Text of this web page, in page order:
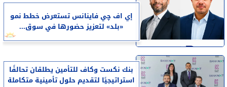
إي اف چي فاينانس تستعرض خطط نمو
«بلد» لتعزيز حضورها في سوق...
بنك نكست وكاف للتأمين يطلقان تحالفًا
استراتيجيًا لتقديم حلول تأمينية متكاملة